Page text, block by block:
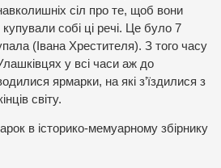
сіл про те, щоб вони
купували собі ці речі. Це було 7
(Івана Хрестителя). З того часу
у всі часи аж до
ярмарки, на які з’їздилися з
світу.
в історико-мемуарному збірнику